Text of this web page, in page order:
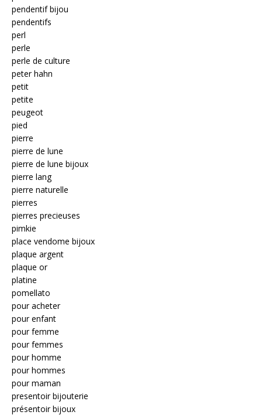
pendentif bijou
pendentifs
perl
perle
perle de culture
peter hahn
petit
petite
peugeot
pied
pierre
pierre de lune
pierre de lune bijoux
pierre lang
pierre naturelle
pierres
pierres precieuses
pimkie
place vendome bijoux
plaque argent
plaque or
platine
pomellato
pour acheter
pour enfant
pour femme
pour femmes
pour homme
pour hommes
pour maman
presentoir bijouterie
présentoir bijoux